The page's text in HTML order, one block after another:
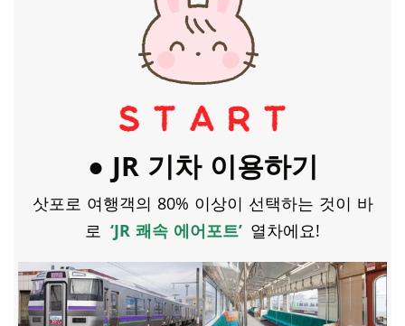
● JR 기차 이용하기
삿포로 여행객의 80% 이상이 선택하는 것이 바
로 ‘JR 쾌속 에어포트’ 열차에요!